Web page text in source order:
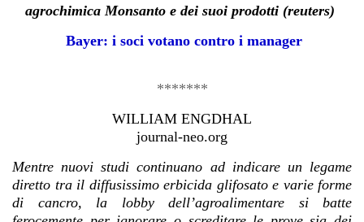
agrochimica Monsanto e dei suoi prodotti (reuters)
Bayer: i soci votano contro i manager
*******
WILLIAM ENGDHAL
journal-neo.org
Mentre nuovi studi continuano ad indicare un legame
diretto tra il diffusissimo erbicida glifosato e varie forme
di cancro, la lobby dell’agroalimentare si batte